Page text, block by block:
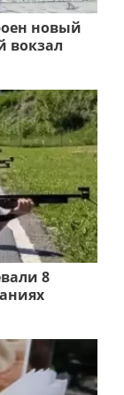
новый
вокзал
8